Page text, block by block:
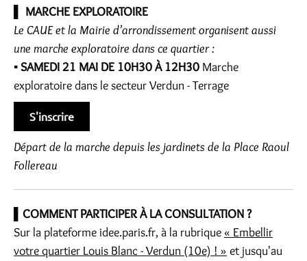
MARCHE EXPLORATOIRE
Le CAUE et la Mairie d’arrondissement organisent aussi
une marche exploratoire dans ce quartier :
▪ SAMEDI 21 MAI DE 10H30 À 12H30 Marche
exploratoire dans le secteur Verdun - Terrage
Départ de la marche depuis les jardinets de la Place Raoul
Follereau
▌COMMENT PARTICIPER À LA CONSULTATION ?
Sur la plateforme idee.paris.fr, à la rubrique« Embellir
votre quartier Louis Blanc - Verdun (10e) ! » et jusqu'au